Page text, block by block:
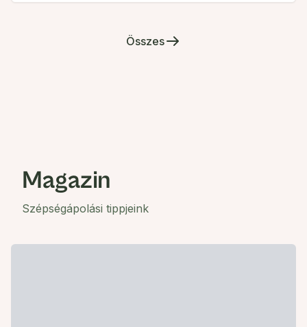
Összes
Magazin
Szépségápolási tippjeink